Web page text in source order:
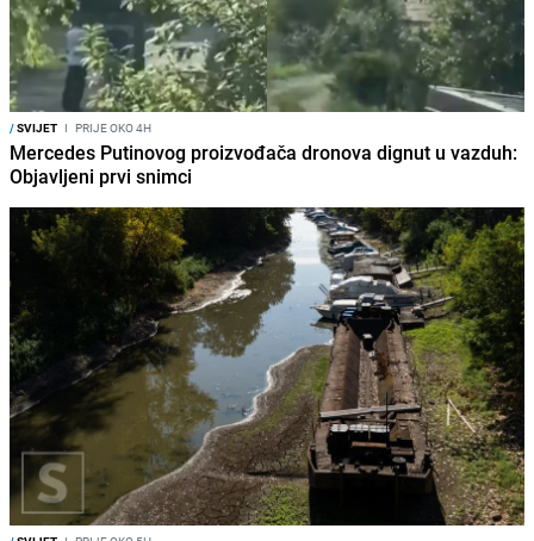
/SVIJET I PRIJE OKO 4H
Mercedes Putinovog proizvođača dronova dignut u vazduh:
Objavljeni prvi snimci